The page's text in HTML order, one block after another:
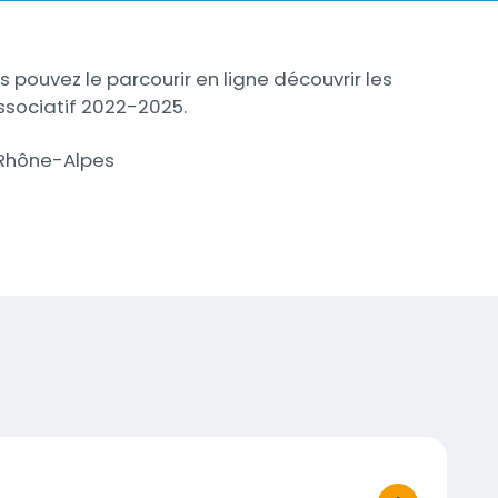
pouvez le parcourir en ligne découvrir les
2022-2025.
Alpes